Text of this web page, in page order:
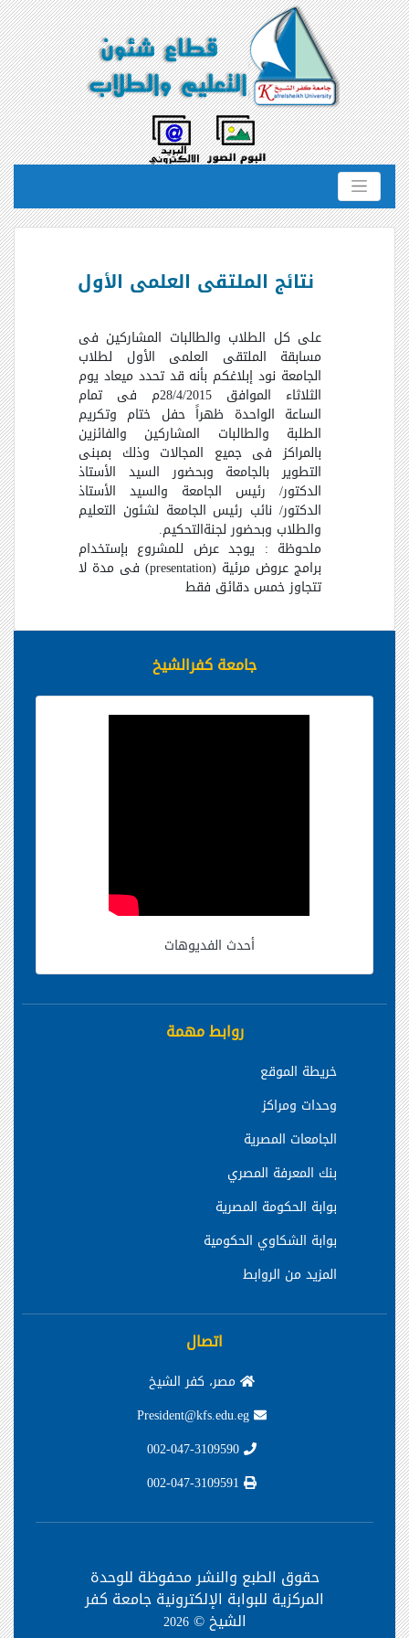
نتائج الملتقى العلمى الأول
على كل الطلاب والطالبات المشاركين فى
مسابقة الملتقى العلمى الأول لطلاب
الجامعة نود إبلاغكم بأنه قد تحدد ميعاد يوم
الثلاثاء الموافق 28/4/2015م فى تمام
الساعة الواحدة ظهراً حفل ختام وتكريم
الطلبة والطالبات المشاركين والفائزين
بالمراكز فى جميع المجالات وذلك بمبنى
التطوير بالجامعة وبحضور السيد الأستاذ
الدكتور/ رئيس الجامعة والسيد الأستاذ
الدكتور/ نائب رئيس الجامعة لشئون التعليم
والطلاب وبحضور لجنةالتحكيم.
ملحوظة : يوجد عرض للمشروع بإستخدام
برامج عروض مرئية (presentation) فى مدة لا
تتجاوز خمس دقائق فقط
جامعة كفرالشيخ
أحدث الفديوهات
روابط مهمة
خريطة الموقع
وحدات ومراكز
الجامعات المصرية
بنك المعرفة المصري
بوابة الحكومة المصرية
بوابة الشكاوي الحكومية
المزيد من الروابط
اتصال
مصر، كفر الشيخ
حقوق الطبع والنشر محفوظة للوحدة
المركزية للبوابة الإلكترونية جامعة كفر
الشيخ ©2026